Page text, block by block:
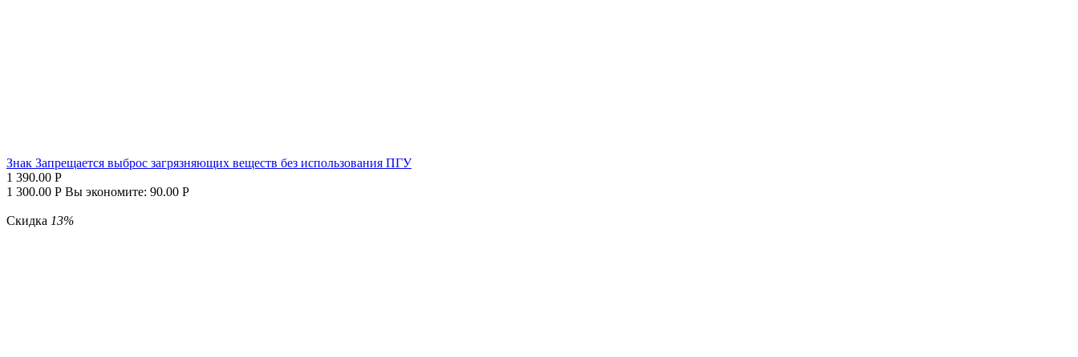
Знак Запрещается выброс загрязняющих веществ без использования ПГУ
1 390.00 Р
1 300.00 Р Вы экономите: 90.00 Р
Скидка 13%